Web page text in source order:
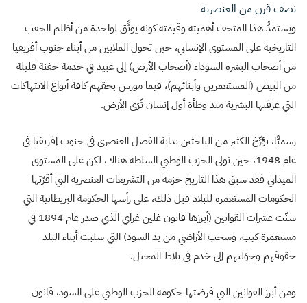
نصف قرن من العنصرية
ويستمدُّ هذا المتحف أهميته وقيمته كونه يوثِّق لواحدة من أظلم الحقب
التاريخية على المستوى الإنساني، حين تحول الملايين من أبناء جنوب أفريقيا
من أصحاب البشرة السوداء (أصحاب الأرض) إلى عبيد في خدمة حفنة قليلة
من البيض (المستعمرين وأبنائهم)، فيما مورس بحقهم كافة أنواع الانتهاكات
التي عرفتها البشرية منذ وطأة أول إنسان ثَرَى الأرض.
رسميًّا، يؤرِّخ الكثير من الباحثين بداية الفصل العنصري في جنوب إفريقيا في
عام 1948، حين تولى الحزب الوطني السلطة هناك، لكن على المستوى
الميداني فقد سبق هذا التاريخ حزمة من التشريعات العنصرية التي أقرّتها
الحكومات المستعمرة للبلاد قبل ذلك، على رأسها الحكومة البريطانية التي
سنّت عشرات القوانين (أبرزها قانون غلين غراي الذي صدر عام 1894 في
مستعمرة كيب، وسحب الأراضي من يد السود) التي سلبت أبناء البلد
حقوقهم وحوّلتهم إلى خدم في بلاط المحتل.
ومن أبرز القوانين التي فرضتها حكومة الحزب الوطني على السود، قانون